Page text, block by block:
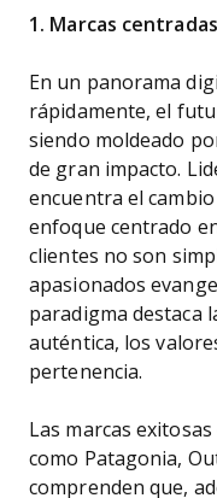
1. Marcas
En un panorama
rápidamente, el
siendo moldeado
de gran impacto.
encuentra el
enfoque centrado
clientes no son
apasionados
paradigma destaca
auténtica, los
pertenencia.
Las marcas
como Patagonia,
comprenden que,